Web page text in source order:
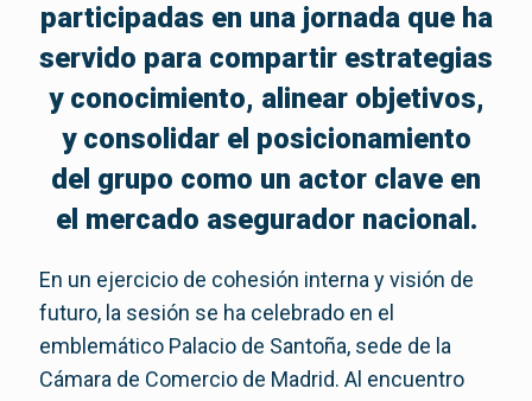
participadas en una jornada que ha
servido para compartir estrategias
y conocimiento, alinear objetivos,
y consolidar el posicionamiento
del grupo como un actor clave en
el mercado asegurador nacional.
En un ejercicio de cohesión interna y visión de
futuro, la sesión se ha celebrado en el
emblemático Palacio de Santoña, sede de la
Cámara de Comercio de Madrid. Al encuentro